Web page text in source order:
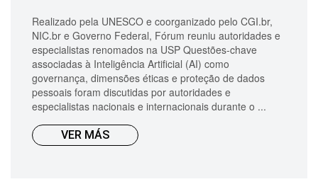
Realizado pela UNESCO e coorganizado pelo CGI.br,
NIC.br e Governo Federal, Fórum reuniu autoridades e
especialistas renomados na USP Questões-chave
associadas à Inteligência Artificial (AI) como
governança, dimensões éticas e proteção de dados
pessoais foram discutidas por autoridades e
especialistas nacionais e internacionais durante o ...
VER MÁS